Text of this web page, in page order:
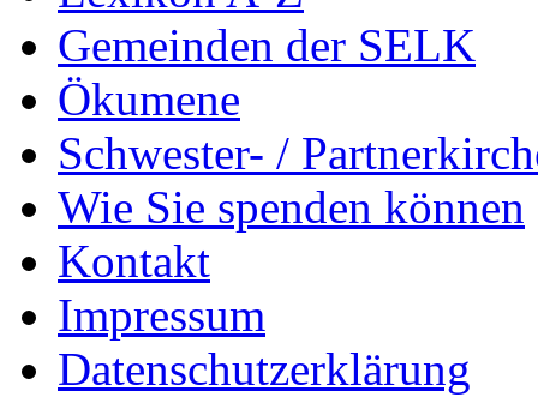
Gemeinden der SELK
Ökumene
Schwester- /
Wie Sie spenden können
Kontakt
Impressum
Datenschutzerklärung